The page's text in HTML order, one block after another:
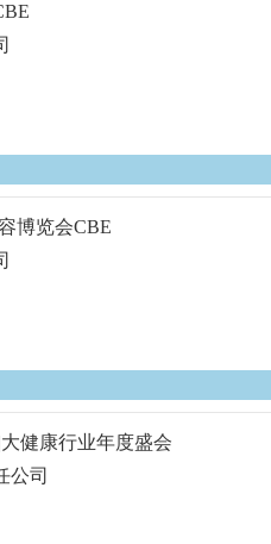
博览会CBE
健康行业年度盛会
公司